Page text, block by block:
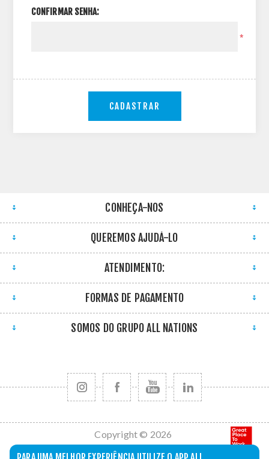
CONFIRMAR SENHA:
*
CADASTRAR
CONHEÇA-NOS
QUEREMOS AJUDÁ-LO
ATENDIMENTO:
FORMAS DE PAGAMENTO
SOMOS DO GRUPO ALL NATIONS
Copyright © 2026
All Nations. Todos